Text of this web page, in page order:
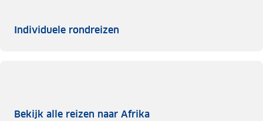
Individuele rondreizen
Bekijk alle reizen naar AfrikaBekijk alle reizen naar